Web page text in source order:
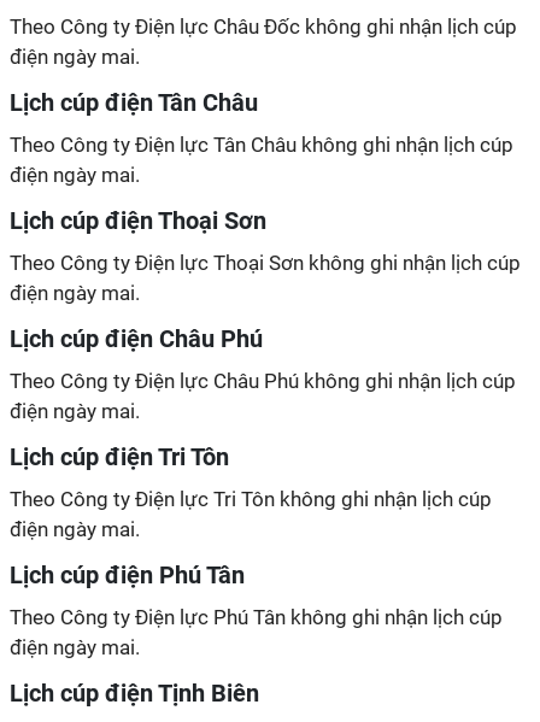
Theo Công ty Điện lực Châu Đốc không ghi nhận lịch cúp
điện ngày mai.
Lịch cúp điện Tân Châu
Theo Công ty Điện lực Tân Châu không ghi nhận lịch cúp
điện ngày mai.
Lịch cúp điện Thoại Sơn
Theo Công ty Điện lực Thoại Sơn không ghi nhận lịch cúp
điện ngày mai.
Lịch cúp điện Châu Phú
Theo Công ty Điện lực Châu Phú không ghi nhận lịch cúp
điện ngày mai.
Lịch cúp điện Tri Tôn
Theo Công ty Điện lực Tri Tôn không ghi nhận lịch cúp
điện ngày mai.
Lịch cúp điện Phú Tân
Theo Công ty Điện lực Phú Tân không ghi nhận lịch cúp
điện ngày mai.
Lịch cúp điện Tịnh Biên